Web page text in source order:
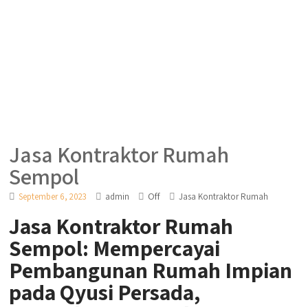
Jasa Kontraktor Rumah
Sempol
September 6, 2023 admin Off Jasa Kontraktor Rumah
Jasa Kontraktor Rumah
Sempol: Mempercayai
Pembangunan Rumah Impian
pada Qyusi Persada,